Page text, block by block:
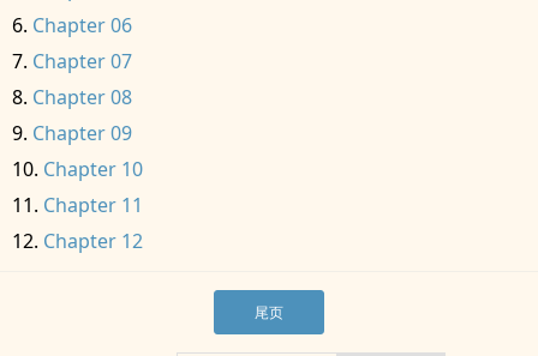
Chapter 06
Chapter 07
Chapter 08
Chapter 09
Chapter 10
Chapter 11
Chapter 12
尾页